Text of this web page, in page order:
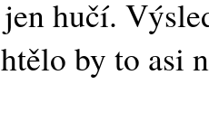
hučí.
by to asi